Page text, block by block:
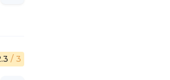
/ 3